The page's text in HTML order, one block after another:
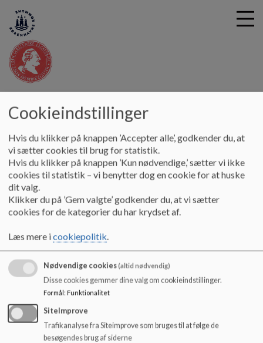
G
h
Kontakt Sundhedsplejersken
Sundhedsplejersken
Sundhedsplejerske Pia Jellerup
Telefon: 60 40 56 09
E-mail: h557@kk.dk
Skolesundhedstjenesten skal være med til at styrke børnenes
sundhed og velvære. Den er forebyggende, men ved behov
Skolesundhedsplejersken foretager sundhedsorienterende
samtaler og undersøgelser i 0. klasse, 5. klasse og 8. klasse.
De øvrige klassetrin har mulighed for klasseundervisning i
forskellige sundhedsrelaterede emner i samarbejde med
Cookieindstillinger
Hvis du klikker på knappen ’Accepter alle’, godkender du, at
vi sætter cookies til brug for statistik.
Hvis du klikker på knappen ’Kun nødvendige,’ sætter vi ikke
cookies til statistik – vi benytter dog en cookie for at huske
dit valg.
Klikker du på ’Gem valgte’ godkender du, at vi sætter
cookies for de kategorier du har krydset af.
Læs mere icookiepolitik.
Nødvendige cookies(altid nødvendig)
Disse cookies gemmer dine valg om cookieindstillinger.
Formål: Funktionalitet
SiteImprove
Trafikanalyse fra Siteimprove som bruges til at følge de
besøgendes brug af siderne